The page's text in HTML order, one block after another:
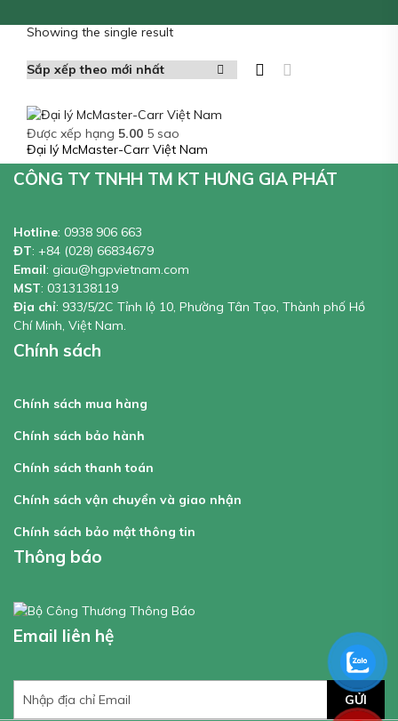
Showing the single result
Được xếp hạng 5.00 5 sao
Đại lý McMaster-Carr Việt Nam
CÔNG TY TNHH TM KT HƯNG GIA PHÁT
Hotline: 0938 906 663
ĐT: +84 (028) 66834679
Email: giau@hgpvietnam.com
MST: 0313138119
Địa chỉ: 933/5/2C Tỉnh lộ 10, Phường Tân Tạo, Thành phố Hồ
Chí Minh, Việt Nam.
Chính sách
Chính sách mua hàng
Chính sách bảo hành
Chính sách thanh toán
Chính sách vận chuyển và giao nhận
Chính sách bảo mật thông tin
Thông báo
Email liên hệ
GỬI